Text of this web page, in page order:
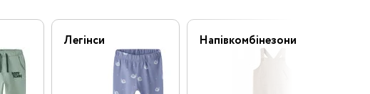
Легінси Напівкомбінезони